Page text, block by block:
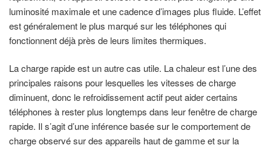
luminosité maximale et une cadence d’images plus fluide. L’effet
est généralement le plus marqué sur les téléphones qui
fonctionnent déjà près de leurs limites thermiques.
La charge rapide est un autre cas utile. La chaleur est l’une des
principales raisons pour lesquelles les vitesses de charge
diminuent, donc le refroidissement actif peut aider certains
téléphones à rester plus longtemps dans leur fenêtre de charge
rapide. Il s’agit d’une inférence basée sur le comportement de
charge observé sur des appareils haut de gamme et sur la